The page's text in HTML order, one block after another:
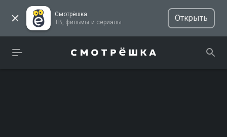
Смотрёшка
ТВ, фильмы и сериалы
Открыть